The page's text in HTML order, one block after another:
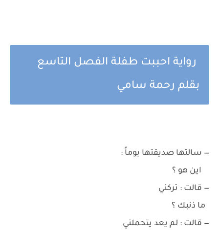
رواية احببت طفلة الفصل التاسع
بقلم رحمة سامي
— سالتها صديقتها يوماً :
اين هو ؟
— قالت : تركني
ما ذنبك ؟
— قالت : لم يعد يتحملني